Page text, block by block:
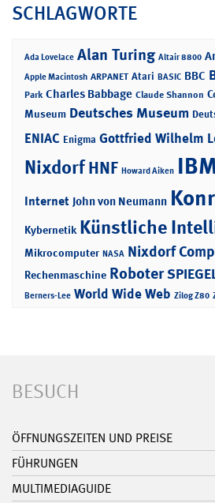
SCHLAGWORTE
Ada Lovelace Alan Turing Altair 8800
Apple Macintosh ARPANET Atari BASIC BBC
Park Charles Babbage Claude Shannon
Museum Deutsches Museum
ENIAC Enigma Gottfried Wilhelm
NixdorfHNF Howard Aiken
Internet John von Neumann
Kybernetik Künstliche
Mikrocomputer NASA Nixdorf
Rechenmaschine Roboter
Berners-Lee World Wide Web Zilog Z80
BESUCH
ÖFFNUNGSZEITEN UND PREISE
FÜHRUNGEN
MULTIMEDIAGUIDE